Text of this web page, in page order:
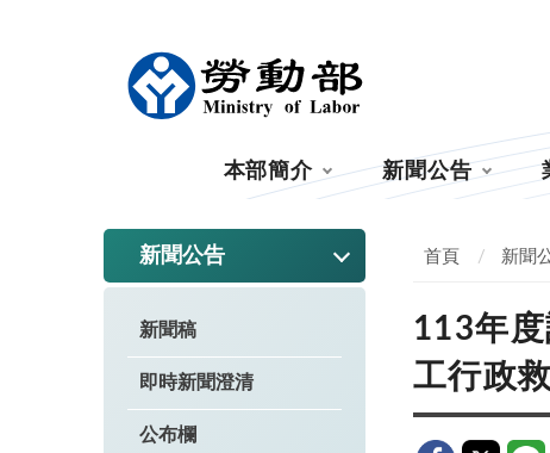
本部簡介 新聞公告
新聞公告
新聞稿
即時新聞澄清
公布欄
首頁 新聞
113年
工行政